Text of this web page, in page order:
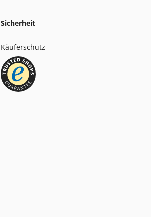
Sicherheit
Käuferschutz